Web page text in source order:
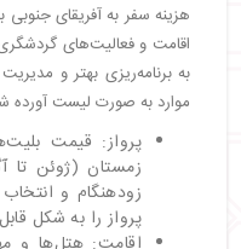
هزینه سفر به آفریقای
اقامت و فعالیت‌های
به برنامه‌ریزی بهتر و
موارد به صورت لیست آورده
پرواز: قیمت
زمستان (ژوئن تا
زودهنگام و
پرواز را به شکل